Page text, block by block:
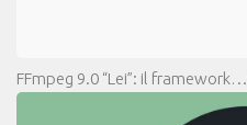
FFmpeg 9.0 “Lei”: il framework…